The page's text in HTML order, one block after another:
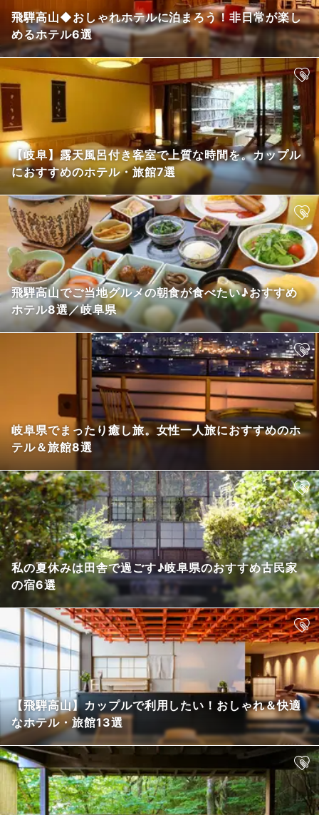
飛騨高山◆おしゃれホテルに泊まろう！非日常が楽し
めるホテル6選
【岐阜】露天風呂付き客室で上質な時間を。カップル
におすすめのホテル・旅館7選
飛騨高山でご当地グルメの朝食が食べたい♪おすすめ
ホテル8選／岐阜県
岐阜県でまったり癒し旅。女性一人旅におすすめのホ
テル＆旅館8選
私の夏休みは田舎で過ごす♪岐阜県のおすすめ古民家
の宿6選
【飛騨高山】カップルで利用したい！おしゃれ＆快適
なホテル・旅館13選